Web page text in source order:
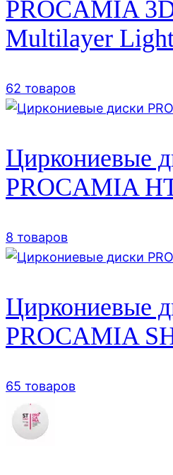
PROCAMIA
Multilayer
62 товаров
Циркониевые
PROCAMIA
8 товаров
Циркониевые
PROCAMIA
65 товаров